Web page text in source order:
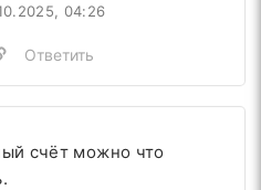
04:26
Ответить
счёт можно что